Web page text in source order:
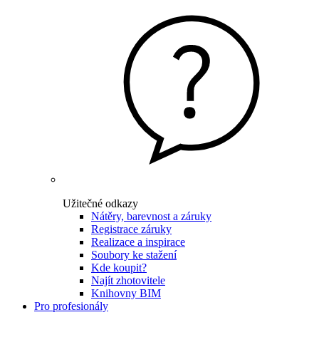
Užitečné odkazy
Nátěry, barevnost a záruky
Registrace záruky
Realizace a inspirace
Soubory ke stažení
Kde koupit?
Najít zhotovitele
Knihovny BIM
Pro profesionály